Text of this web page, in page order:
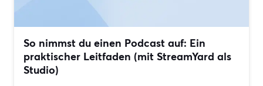
So nimmst du einen Podcast auf: Ein
praktischer Leitfaden (mit StreamYard als
Studio)